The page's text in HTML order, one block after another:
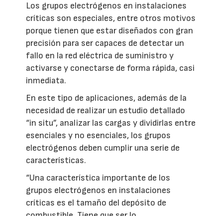
Los grupos electrógenos en instalaciones
críticas son especiales, entre otros motivos
porque tienen que estar diseñados con gran
precisión para ser capaces de detectar un
fallo en la red eléctrica de suministro y
activarse y conectarse de forma rápida, casi
inmediata.
En este tipo de aplicaciones, además de la
necesidad de realizar un estudio detallado
“in situ”, analizar las cargas y dividirlas entre
esenciales y no esenciales, los grupos
electrógenos deben cumplir una serie de
características.
“Una característica importante de los
grupos electrógenos en instalaciones
críticas es el tamaño del depósito de